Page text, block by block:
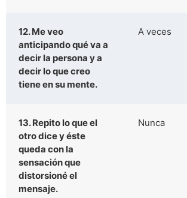
12. Me veo
anticipando qué va a
decir la persona y a
decir lo que creo
tiene en su mente.
A veces
13. Repito lo que el
otro dice y éste
queda con la
sensación que
distorsioné el
mensaje.
Nunca